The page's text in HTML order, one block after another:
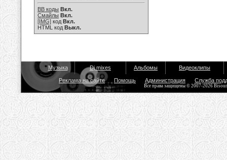
BB коды Вкл.
Смайлы Вкл.
[IMG] код Вкл.
HTML код Выкл.
Музыка Dj mixes Альбомы Видеоклипы
Реклама на сайте Помощь Администрация Служба
Все права защищены © 2007-2026